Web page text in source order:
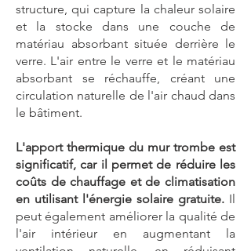
structure, qui capture la chaleur solaire
et la stocke dans une couche de
matériau absorbant située derrière le
verre. L'air entre le verre et le matériau
absorbant se réchauffe, créant une
circulation naturelle de l'air chaud dans
le bâtiment.
L'apport thermique du mur trombe est
significatif, car il permet de réduire les
coûts de chauffage et de climatisation
en utilisant l'énergie solaire gratuite. Il
peut également améliorer la qualité de
l'air intérieur en augmentant la